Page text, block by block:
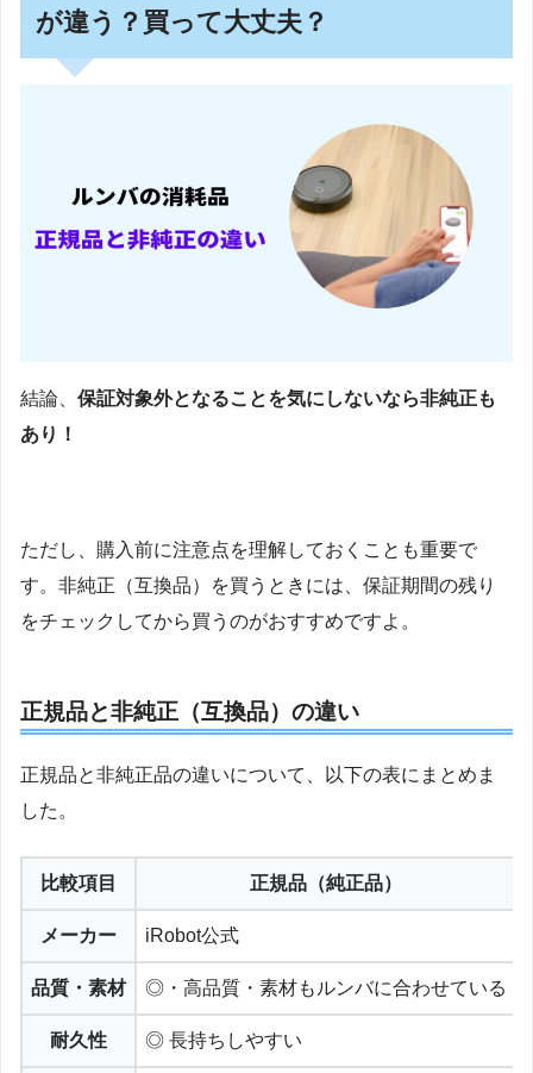
が違う？買って大丈夫？
結論、 保証対象外となることを気にしないなら非純正も
あり！
ただし、購入前に注意点を理解しておくことも重要で
す。非純正（互換品）を買うときには、保証期間の残り
をチェックしてから買うのがおすすめですよ。
正規品と非純正（互換品）の違い
正規品と非純正品の違いについて、以下の表にまとめま
した。
比較項目 正規品（純正品）
メーカー iRobot公式
品質・素材 ◎・高品質・素材もルンバに合わせている
耐久性 ◎ 長持ちしやすい